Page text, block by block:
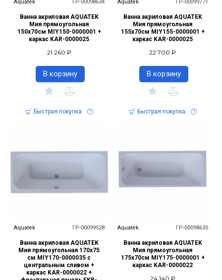
Aquatek ГР-00098634
Ванна акриловая AQUATEK
Мия прямоугольная
150х70см MIY150-0000001 +
каркас KAR-0000025
21 260 ₽
В корзину
Быстрая покупка
Aquatek ГР-00099771
Ванна акриловая AQUATEK
Мия прямоугольная
155х70см MIY155-0000001 +
каркас KAR-0000025
22 700 ₽
В корзину
Быстрая покупка
Aquatek ГР-00099528
Ванна акриловая AQUATEK
Мия прямоугольная 170х75
см MIY170-0000035 с
центральным сливом +
каркас KAR-0000022 +
Aquatek ГР-00098635
Ванна акриловая AQUATEK
Мия прямоугольная
175х70см MIY175-0000001 +
каркас KAR-0000022
24 140 ₽